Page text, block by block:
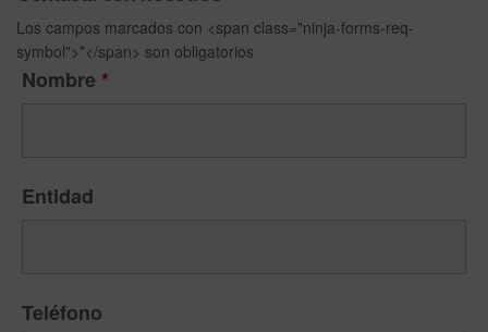
Los campos marcados con <span class="ninja-forms-req-
symbol">*</span> son obligatorios
Nombre *
Entidad
Teléfono